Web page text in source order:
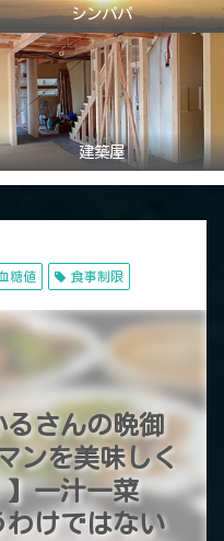
シンパパ
建築屋
糖値 食事制限
さんの晩御
ンを美味しく
】一汁一菜
わけではない